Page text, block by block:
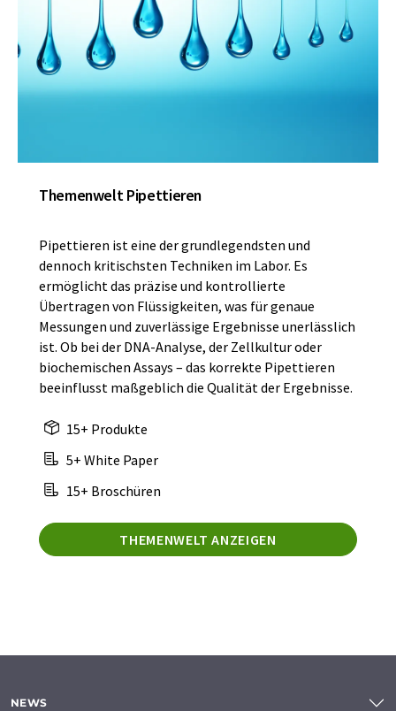
Themenwelt Pipettieren
Pipettieren ist eine der grundlegendsten und
dennoch kritischsten Techniken im Labor. Es
ermöglicht das präzise und kontrollierte
Übertragen von Flüssigkeiten, was für genaue
Messungen und zuverlässige Ergebnisse unerlässlich
ist. Ob bei der DNA-Analyse, der Zellkultur oder
biochemischen Assays – das korrekte Pipettieren
beeinflusst maßgeblich die Qualität der Ergebnisse.
15+ Produkte
5+ White Paper
15+ Broschüren
THEMENWELT ANZEIGEN
NEWS